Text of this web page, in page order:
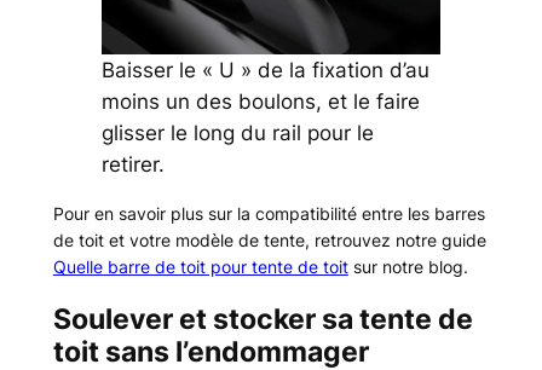
Baisser le « U » de la fixation d’au
moins un des boulons, et le faire
glisser le long du rail pour le
retirer.
Pour en savoir plus sur la compatibilité entre les barres
de toit et votre modèle de tente, retrouvez notre guide
Quelle barre de toit pour tente de toitsur notre blog.
Soulever et stocker sa tente de
toit sans l’endommager